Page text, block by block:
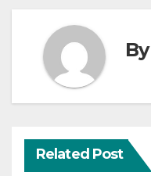
By
Related Post